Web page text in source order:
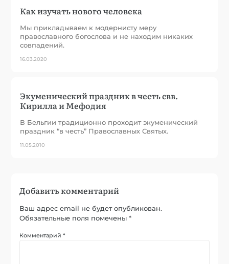
Как изучать нового человека
Мы прикладываем к модернисту меру
православного богослова и не находим никаких
совпадений.
16.03.2020
Экуменический праздник в честь свв.
Кирилла и Мефодия
В Бельгии традиционно проходит экуменический
праздник “в честь” Православных Святых.
11.05.2010
Добавить комментарий
Ваш адрес email не будет опубликован.
Обязательные поля помечены*
Комментарий*